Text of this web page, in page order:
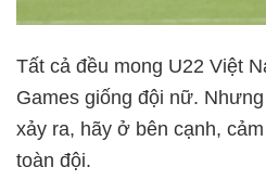
Tất cả đều mong U22 Việt
Games giống đội nữ.
xảy ra, hãy ở bên cạnh,
toàn đội.